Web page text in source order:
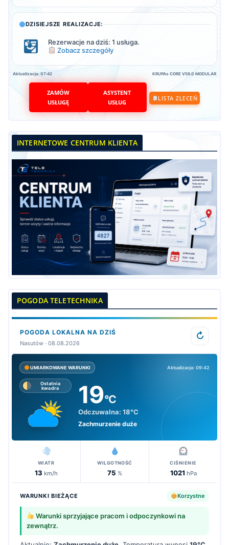
DZISIEJSZE REALIZACJE:
Rezerwacje na dziś: 1 usługa.
Zobacz szczegóły
Aktualizacja: 07:42 KRUPAs CORE V58.0 MODULAR
ZAMÓW
USŁUGĘ
ASYSTENT
USŁUG
LISTA ZLECEŃ
INTERNETOWE CENTRUM KLIENTA
POGODA TELETECHNIKA
POGODA LOKALNA NA DZIŚ
Nasutów · 08.08.2026
↻
UMIARKOWANE WARUNKI Aktualizacja: 09:42
Ostatnia
kwadra
19°C
Odczuwalna: 18°C
Zachmurzenie duże
WIATR
13 km/h
WILGOTNOŚĆ
75 %
CIŚNIENIE
1021 hPa
WARUNKI BIEŻĄCE Korzystne
Warunki sprzyjające pracom i odpoczynkowi na
zewnątrz.